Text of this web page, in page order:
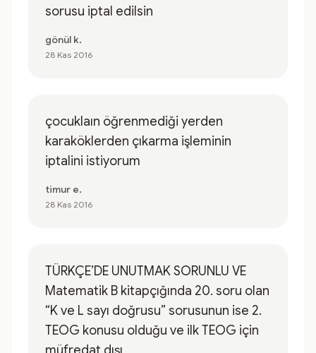
sorusu iptal edilsin
gönül k.
28 Kas 2016
çocuklaın öğrenmediği yerden
karaköklerden çıkarma işleminin
iptalini istiyorum
timur e.
28 Kas 2016
TÜRKÇE’DE UNUTMAK SORUNLU VE
Matematik B kitapçığında 20. soru olan
“K ve L sayı doğrusu” sorusunun ise 2.
TEOG konusu olduğu ve ilk TEOG için